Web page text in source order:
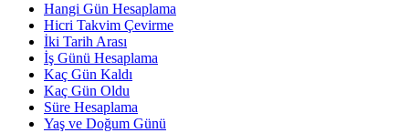
Hangi Gün Hesaplama
Hicri Takvim Çevirme
İki Tarih Arası
İş Günü Hesaplama
Kaç Gün Kaldı
Kaç Gün Oldu
Süre Hesaplama
Yaş ve Doğum Günü